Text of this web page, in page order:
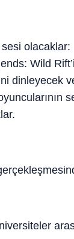
olacaklar:
Wild
dinleyecek